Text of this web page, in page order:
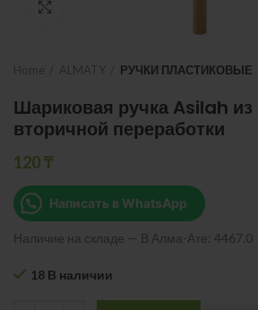
РУЧКИ ПЛАСТИКОВЫЕ
Шариковая ручка Asilah из
вторичной переработки
120₸
Написать в WhatsApp
Наличие на складе — В Алма-Ате: 4467.0
18 В наличии